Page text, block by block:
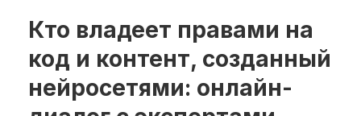
IP Stories
О нас
Календарь
Кто владеет правами на
код и контент, созданный
нейросетями: онлайн-